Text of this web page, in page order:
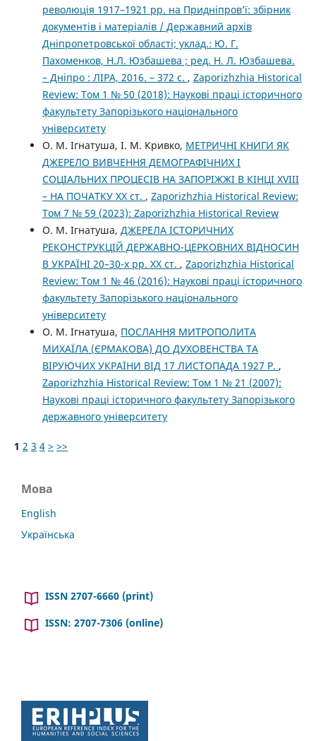
революція 1917–1921 рр. на Придніпров’ї: збірник
документів і матеріалів / Державний архів
Дніпропетровської області; уклад.: Ю. Г.
Пахоменков, Н.Л. Юзбашева ; ред. Н. Л. Юзбашева.
– Дніпро : ЛІРА, 2016. – 372 с. , Zaporizhzhia Historical
Review: Том 1 № 50 (2018): Наукові праці історичного
факультету Запорізького національного
університету
О. М. Ігнатуша, І. М. Кривко, МЕТРИЧНІ КНИГИ ЯК
ДЖЕРЕЛО ВИВЧЕННЯ ДЕМОГРАФІЧНИХ І
СОЦІАЛЬНИХ ПРОЦЕСІВ НА ЗАПОРІЖЖІ В КІНЦІ ХVІІІ
– НА ПОЧАТКУ ХХ ст. , Zaporizhzhia Historical Review:
Том 7 № 59 (2023): Zaporizhzhia Historical Review
О. М. Ігнатуша, ДЖЕРЕЛА ІСТОРИЧНИХ
РЕКОНСТРУКЦІЙ ДЕРЖАВНО-ЦЕРКОВНИХ ВІДНОСИН
В УКРАЇНІ 20–30-х рр. ХХ ст. , Zaporizhzhia Historical
Review: Том 1 № 46 (2016): Наукові праці історичного
факультету Запорізького національного
університету
О. М. Ігнатуша, ПОСЛАННЯ МИТРОПОЛИТА
МИХАЇЛА (ЄРМАКОВА) ДО ДУХОВЕНСТВА ТА
ВІРУЮЧИХ УКРАЇНИ ВІД 17 ЛИСТОПАДА 1927 Р. ,
Zaporizhzhia Historical Review: Том 1 № 21 (2007):
Наукові праці історичного факультету Запорізького
державного університету
1 2 3 4 > >>
Мова
English
Українська
ISSN 2707-6660 (print)
ISSN: 2707-7306 (online)